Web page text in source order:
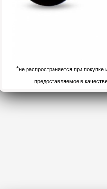
*не распространяется при покупке
предоставляемое в